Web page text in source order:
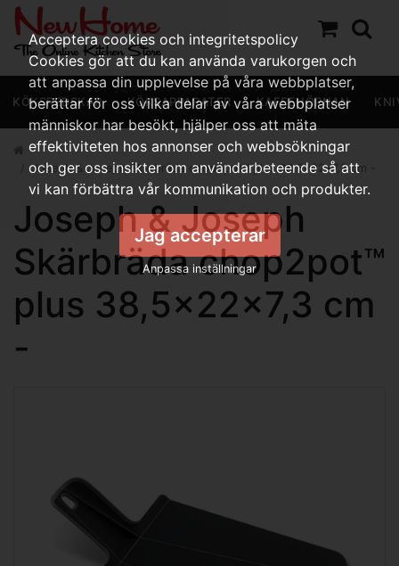
KÖKSREDSKAP KÖKSAPPARATER KAFFEHÖRNAN
Joseph & Joseph Skärbräda chop2pot™ plus 38,5x22x7,3 cm -
Joseph & Joseph
Skärbräda chop2pot™
plus 38,5x22x7,3 cm
-
Acceptera cookies och integritetspolicy
Cookies gör att du kan använda varukorgen och
att anpassa din upplevelse på våra webbplatser,
berättar för oss vilka delar av våra webbplatser
människor har besökt, hjälper oss att mäta
effektiviteten hos annonser och webbsökningar
och ger oss insikter om användarbeteende så att
vi kan förbättra vår kommunikation och produkter.
Jag accepterar
Anpassa inställningar